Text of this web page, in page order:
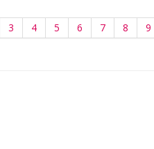
3 4 5 6 7 8 9